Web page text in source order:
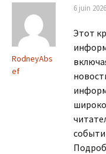
RodneyAbs
ef
6 juin
Этот